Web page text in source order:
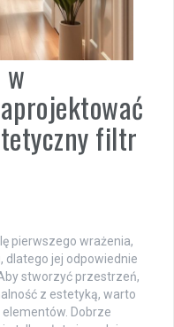
filtr
pierwszego wrażenia,
dlatego jej odpowiednie
stworzyć przestrzeń,
z estetyką, warto
Dobrze